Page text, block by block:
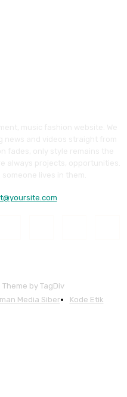
by TagDiv
Media Siber Kode Etik